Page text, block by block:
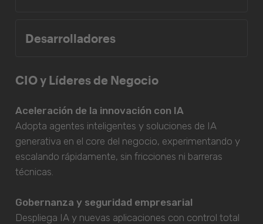
Desarrolladores
CIO y Líderes de Negocio
Aceleración de la innovación con IA
Adopta agentes inteligentes y soluciones de IA
generativa en el core del negocio, experimentando y
escalando rápidamente, sin fricciones ni barreras
técnicas.
Gobernanza y seguridad empresarial
Despliega IA y nuevas aplicaciones con control total